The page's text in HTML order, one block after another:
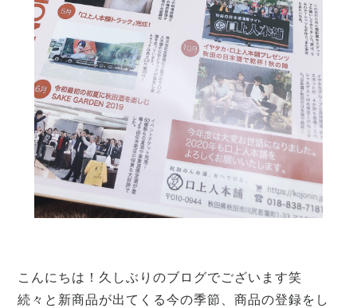
こんにちは！久しぶりのブログでございます笑
続々と新商品が出てくる今の季節、商品の登録をし